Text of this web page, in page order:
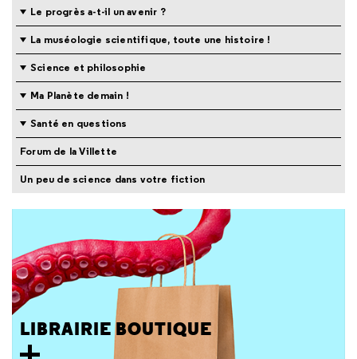
Le progrès a-t-il un avenir ?
La muséologie scientifique, toute une histoire !
Science et philosophie
Ma Planète demain !
Santé en questions
Forum de la Villette
Un peu de science dans votre fiction
LIBRAIRIE BOUTIQUE